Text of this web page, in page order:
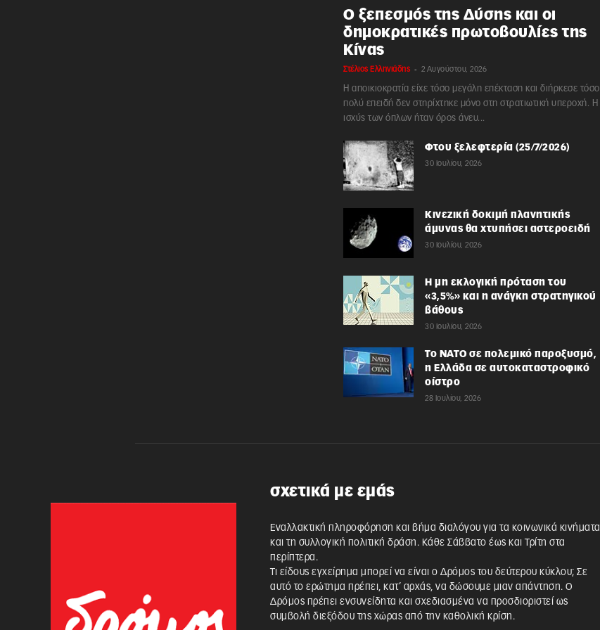
Ο ξεπεσμός της Δύσης και οι
δημοκρατικές πρωτοβουλίες της
Κίνας
Στέλιος Ελληνιάδης - 2 Αυγούστου, 2026
Η αποικιοκρατία είχε τόσο μεγάλη επέκταση και διήρκεσε τόσο
πολύ επειδή δεν στηρίχτηκε μόνο στη στρατιωτική υπεροχή. Η
ισχύς των όπλων ήταν όρος άνευ...
Φτου ξελεφτερία (25/7/2026)
30 Ιουλίου, 2026
Κινεζική δοκιμή πλανητικής
άμυνας θα χτυπήσει αστεροειδή
30 Ιουλίου, 2026
Η μη εκλογική πρόταση του
«3,5%» και η ανάγκη στρατηγικού
βάθους
30 Ιουλίου, 2026
Το ΝΑΤΟ σε πολεμικό παροξυσμό,
η Ελλάδα σε αυτοκαταστροφικό
οίστρο
28 Ιουλίου, 2026
σχετικά με εμάς
Εναλλακτική πληροφόρηση και βήμα διαλόγου για τα κοινωνικά κινήματα
και τη συλλογική πολιτική δράση. Κάθε Σάββατο έως και Τρίτη στα
περίπτερα.
Τι είδους εγχείρημα μπορεί να είναι ο Δρόμος του δεύτερου κύκλου; Σε
αυτό το ερώτημα πρέπει, κατ’ αρχάς, να δώσουμε μιαν απάντηση. Ο
Δρόμος πρέπει ενσυνείδητα και σχεδιασμένα να προσδιοριστεί ως
συμβολή διεξόδου της χώρας από την καθολική κρίση.